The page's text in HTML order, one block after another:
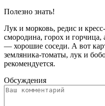
Полезно знать!
Лук и морковь, редис и
смородина, горох и горчица,
— хорошие соседи. А вот
земляника-томаты, лук и
рекомендуется.
Обсуждения